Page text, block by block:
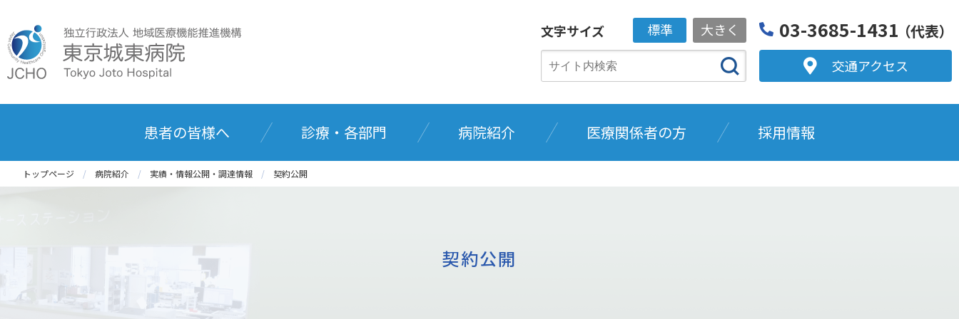
文字サイズ 標準 大きく 03-3685-1431 （代表）
交通アクセス
患者の皆様へ 診療・各部門 病院紹介 医療関係者の方 採用情報
トップページ 病院紹介 実績・情報公開・調達情報 契約公開
契約公開